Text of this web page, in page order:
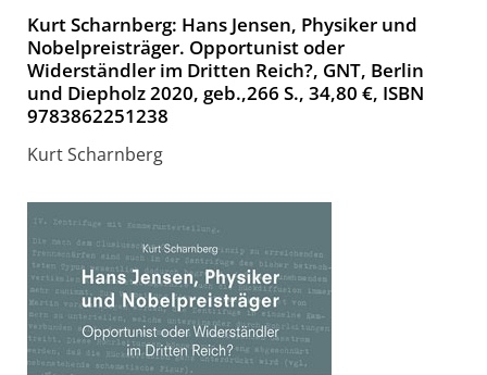
Kurt Scharnberg: Hans Jensen, Physiker und
Nobelpreisträger. Opportunist oder
Widerständler im Dritten Reich?, GNT, Berlin
und Diepholz 2020, geb.,266 S., 34,80 €, ISBN
9783862251238
Kurt Scharnberg